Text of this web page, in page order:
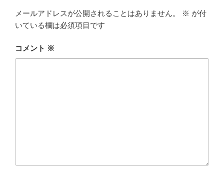
メールアドレスが公開されることはありません。 ※ が付
いている欄は必須項目です
コメント ※